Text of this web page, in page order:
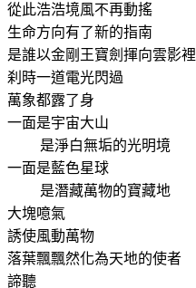
從此浩浩境風不再動搖
生命方向有了新的指南
是誰以金剛王寶劍揮向雲影裡
刹時一道電光閃過
萬象都露了身
一面是宇宙大山
是淨白無垢的光明境
一面是藍色星球
是潛藏萬物的寶藏地
大塊噫氣
誘使風動萬物
落葉飄飄然化為天地的使者
諦聽